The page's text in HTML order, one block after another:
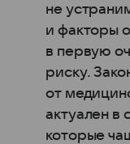
не
и факторы
в первую
риску.
от
актуален в
которые